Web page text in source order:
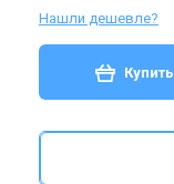
Нашли дешевле?
Купить